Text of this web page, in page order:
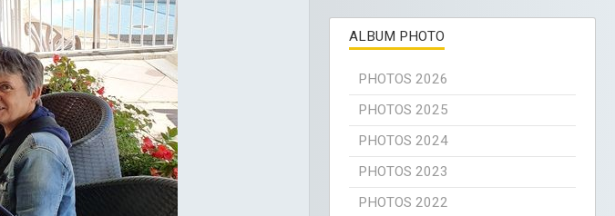
ALBUM PHOTO
PHOTOS 2026
PHOTOS 2025
PHOTOS 2024
PHOTOS 2023
PHOTOS 2022